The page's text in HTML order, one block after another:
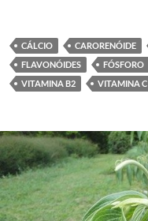
CÁLCIO CARORENÓIDE
FLAVONÓIDES
FÓSFORO
VITAMINA B2
VITAMINA C